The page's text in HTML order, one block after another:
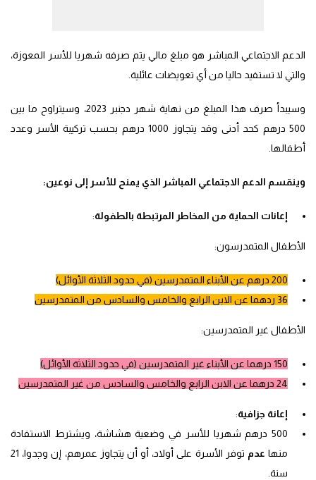
الدعم الاجتماعي المباشر هو مبلغ مالي يتم صرفه شهريا للأسر المعوزة،
والتي لا تستفيد حاليا من أي تعويضات عائلية.
وسيبدأ صرف هذا المبلغ من نهاية شهر دجنبر 2023، وسيتراوح ما بين
500 درهم كحد أدنى وقد يتجاوز 1000 درهم بحسب تركيبة الأسر وعدد
أطفالها.
وينقسم الدعم الاجتماعي المباشر الذي يمنح للأسر إلى نوعين:
إعانات الحماية من المخاطر المرتبطة بالطفولة:
الأطفال المتمدرسون:
200 درهم عن الأبناء المتمدرسين (في حدود الثلاثة الأوائل)
36 ردهما عن الابن الرابع والخامس والسادس من المتمدرسين
الأطفال غير المتمدرسين:
150 درهما عن الأبناء غير المتمدرسين (في حدود الثلاثة الأوائل)
24 درهما عن الابن الرابع والخامس والسادس من غير المتمدرسين
إعانة جزافية:
500 درهم شهريا للأسر في وضعية هشاشة، ويشترط الاستفادة
منها عدم
توفر الأسرة على أولاد، أو أن يتجاوز عمرهم، إن وجدوا، 21
سنة.